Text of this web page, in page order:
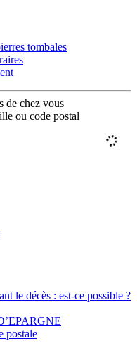
tombales
de chez vous
ou code postal
le décès : est-ce possible ?
postale